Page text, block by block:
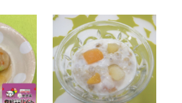
ューミートップ
給おいもの和風リゾット
給ゴロゴロ野菜の煮物